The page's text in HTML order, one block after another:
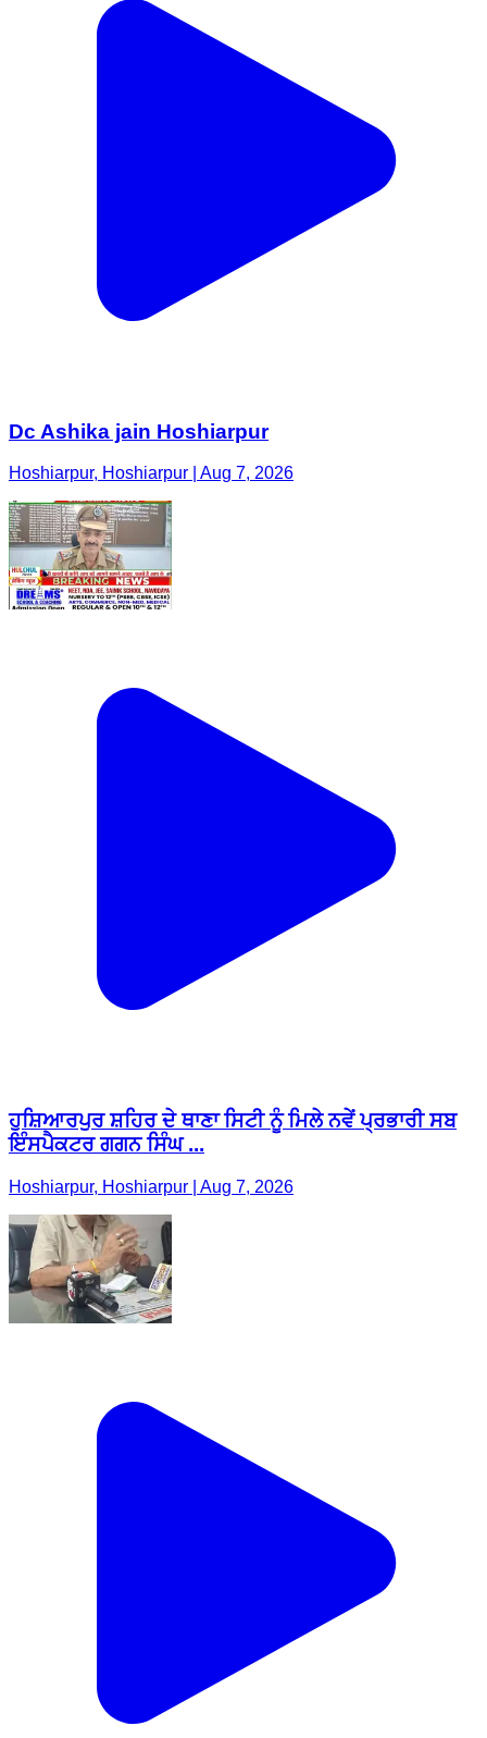
Dc Ashika jain Hoshiarpur
Hoshiarpur, Hoshiarpur | Aug 7, 2026
ਹੁਸ਼ਿਆਰਪੁਰ ਸ਼ਹਿਰ ਦੇ ਥਾਣਾ ਸਿਟੀ ਨੂੰ ਮਿਲੇ ਨਵੇਂ ਪ੍ਰਭਾਰੀ ਸਬ
ਇੰਸਪੈਕਟਰ ਗਗਨ ਸਿੰਘ ...
Hoshiarpur, Hoshiarpur | Aug 7, 2026